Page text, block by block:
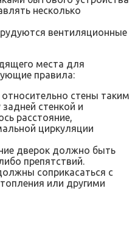
несколько
вентиляционные
места для
правила:
стены таким
стенкой и
расстояние,
циркуляции
дверок должно быть
препятствий.
соприкасаться с
или другими